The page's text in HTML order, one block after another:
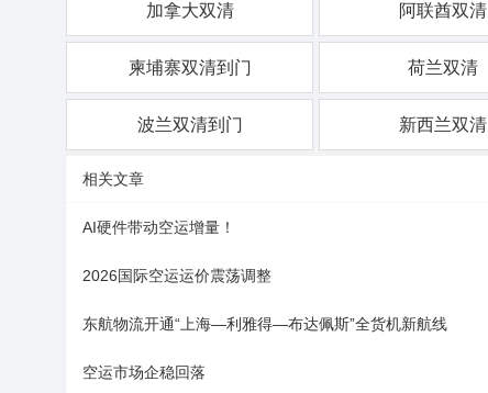
加拿大双清 阿联酋双清
柬埔寨双清到门 荷兰双清
波兰双清到门 新西兰双清
相关文章
AI硬件带动空运增量！
2026国际空运运价震荡调整
东航物流开通“上海—利雅得—布达佩斯”全货机新航线
空运市场企稳回落